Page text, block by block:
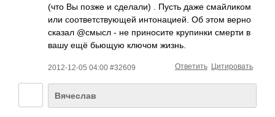
(что Вы позже и сделали) . Пусть даже смайликом
или соответствующей интонацией. Об этом верно
сказал @смысл - не приносите крупинки смерти в
вашу ещё бьющую ключом жизнь.
2012-12-05 04:00 #32609 Цитировать
Ответить
Вячеслав